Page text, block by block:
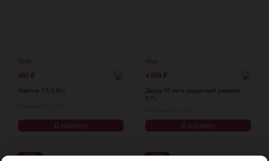
400 ₽
Мартель VS 0,05л
В корзину
4 990 ₽
Джура 10 лет в подарочной упаковке
0,7л
В корзину
-23% -22%